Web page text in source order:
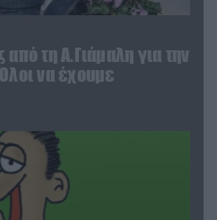
από τη Α.Γιάμαλη για την
να έχουμε